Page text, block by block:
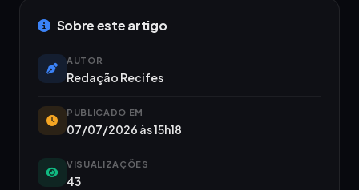
Sobre este artigo
AUTOR
Redação Recifes
PUBLICADO EM
07/07/2026 às 15h18
VISUALIZAÇÕES
43